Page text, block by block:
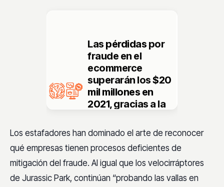
Las pérdidas por
fraude en el
ecommerce
superarán los$20
mil millones en
2021, gracias a la
relacionada con la
pandemia de
nuevos
compradores en
línea.
Los estafadores han dominado el arte de reconocer
qué empresas tienen procesos deficientes de
mitigación del fraude. Al igual que los velocirráptores
de Jurassic Park, continúan “probando las vallas en